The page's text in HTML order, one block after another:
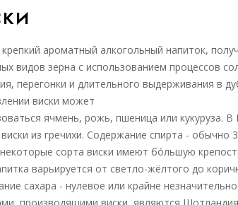
крепкий ароматный алкогольный напиток,
видов зерна с использованием процессов
перегонки и длительного выдерживания в
виски может
ячмень, рожь, пшеница или кукуруза. В
из гречихи. Содержание спирта - обычно
сорта виски имеют бо́льшую
варьируется от светло-жёлтого до
сахара - нулевое или крайне